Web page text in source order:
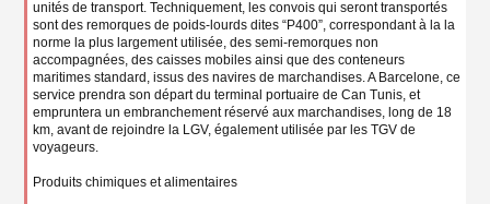
unités de transport. Techniquement, les convois qui seront transportés
sont des remorques de poids-lourds dites “P400”, correspondant à la la
norme la plus largement utilisée, des semi-remorques non
accompagnées, des caisses mobiles ainsi que des conteneurs
maritimes standard, issus des navires de marchandises. A Barcelone, ce
service prendra son départ du terminal portuaire de Can Tunis, et
empruntera un embranchement réservé aux marchandises, long de 18
km, avant de rejoindre la LGV, également utilisée par les TGV de
voyageurs.
Produits chimiques et alimentaires